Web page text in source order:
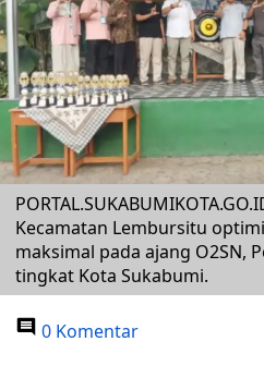
Kecamatan Lembursitu
maksimal pada ajang O2SN,
tingkat Kota Sukabumi.
0 Komentar